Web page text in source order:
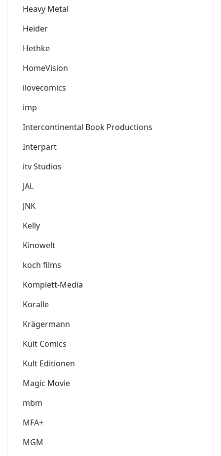
Heavy Metal
Heider
Hethke
HomeVision
ilovecomics
imp
Intercontinental Book Productions
Interpart
itv Studios
JAL
JNK
Kelly
Kinowelt
koch films
Komplett-Media
Koralle
Krägermann
Kult Comics
Kult Editionen
Magic Movie
mbm
MFA+
MGM